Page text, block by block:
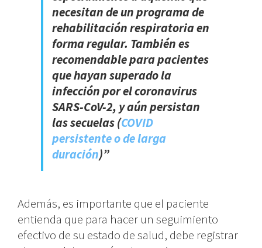
necesitan de un programa de
rehabilitación respiratoria en
forma regular. También es
recomendable para pacientes
que hayan superado la
infección por el coronavirus
SARS-CoV-2, y aún persistan
las secuelas (COVID
persistente o de larga
duración)”
Además, es importante que el paciente
entienda que para hacer un seguimiento
efectivo de su estado de salud, debe registrar